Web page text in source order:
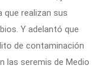
que realizan sus
Y adelantó que
de contaminación
las seremis de Medio